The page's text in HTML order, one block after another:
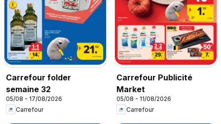
Carrefour folder
semaine 32
05/08 - 17/08/2026
Carrefour
Carrefour Publicité
Market
05/08 - 11/08/2026
Carrefour